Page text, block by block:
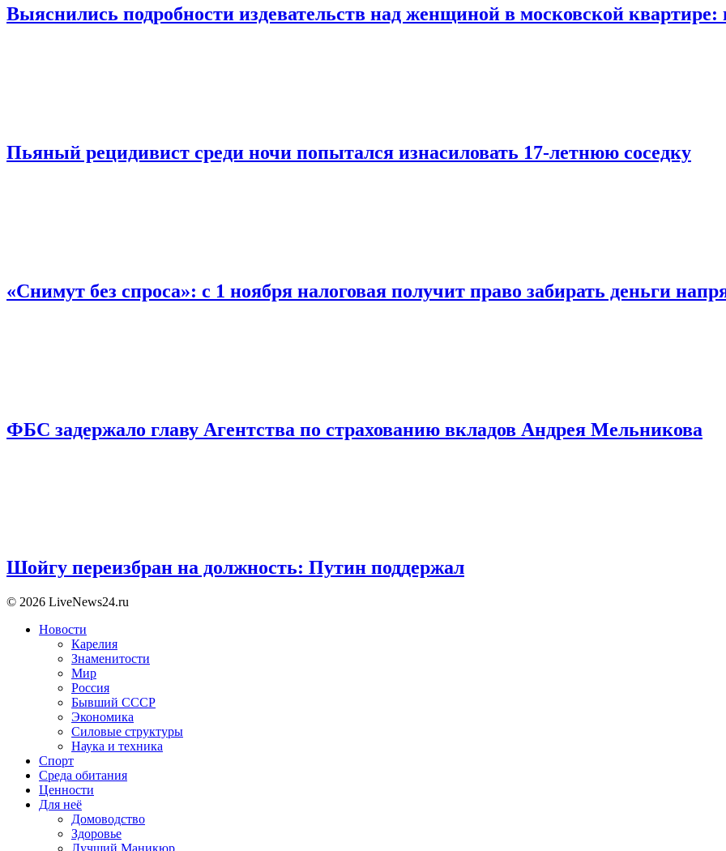
Выяснились подробности издевательств над женщиной в московской квартире:
Пьяный рецидивист среди ночи попытался изнасиловать 17-летнюю соседку
«Снимут без спроса»: с 1 ноября налоговая получит право забирать деньги
ФБС задержало главу Агентства по страхованию вкладов Андрея Мельникова
Шойгу переизбран на должность: Путин поддержал
© 2026 LiveNews24.ru
Новости
Карелия
Знаменитости
Мир
Россия
Бывший СССР
Экономика
Силовые структуры
Наука и техника
Спорт
Среда обитания
Ценности
Для неё
Домоводство
Здоровье